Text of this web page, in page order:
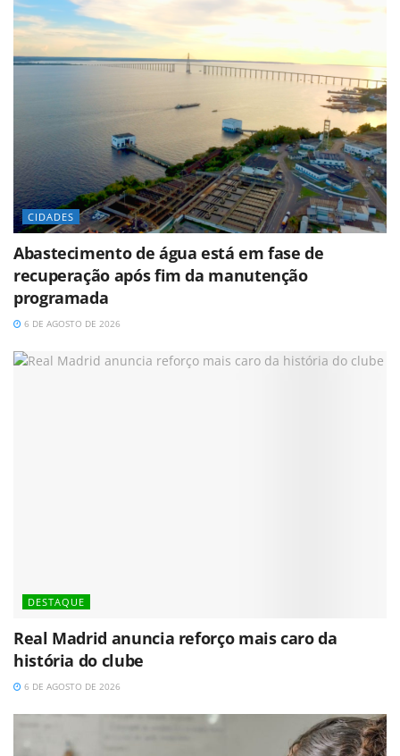
CIDADES
Abastecimento de água está em fase de
recuperação após fim da manutenção
programada
6 DE AGOSTO DE 2026
DESTAQUE
Real Madrid anuncia reforço mais caro da
história do clube
6 DE AGOSTO DE 2026